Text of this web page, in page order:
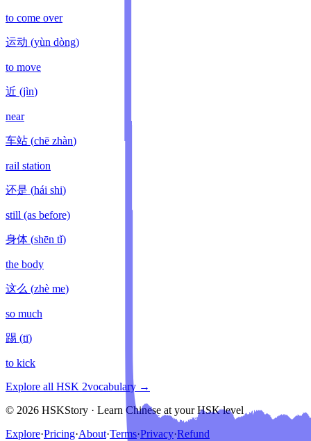
to come over
运动 (yùn dòng)
to move
近 (jìn)
near
车站 (chē zhàn)
rail station
还是 (hái shi)
still (as before)
身体 (shēn tǐ)
the body
这么 (zhè me)
so much
踢 (tī)
to kick
Explore all HSK 2vocabulary →
© 2026 HSKStory · Learn Chinese at your HSK level
Explore·Pricing·About·Terms·Privacy·Refund